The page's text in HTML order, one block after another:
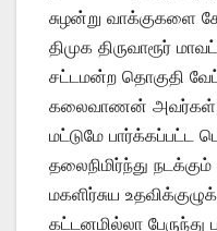
சுழன்று வாக்குகளை
திமுக திருவாரூர்
சட்டமன்ற தொகுதி
கலைவாணன் அவர்கள்,
மட்டுமே
தலைநிமிர்ந்து
மகளிர்சுய
கட்டனமில்லா